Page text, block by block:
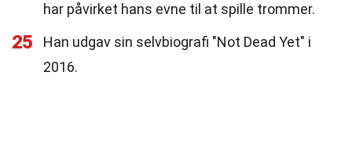
har påvirket hans evne til at spille trommer.
25
Han udgav sin selvbiografi "Not Dead Yet" i
2016.